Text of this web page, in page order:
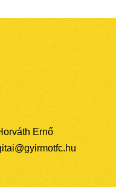
Ernő